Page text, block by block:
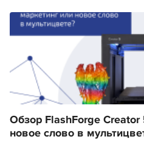
Обзор FlashForge Creator
новое слово в